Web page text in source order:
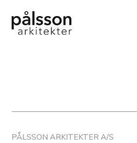
PÅLSSON ARKITEKTER A/S